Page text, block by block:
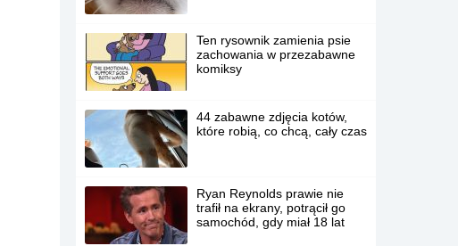
Ten rysownik zamienia psie
zachowania w przezabawne
komiksy
44 zabawne zdjęcia kotów,
które robią, co chcą, cały czas
Ryan Reynolds prawie nie
trafił na ekrany, potrącił go
samochód, gdy miał 18 lat